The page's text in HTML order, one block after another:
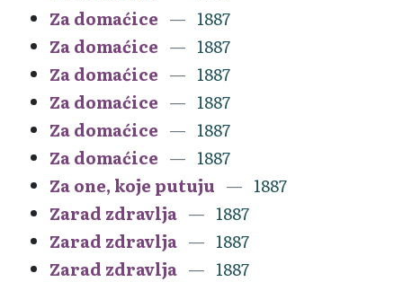
Za domaćice
1887
Za domaćice
1887
Za domaćice
1887
Za domaćice
1887
Za domaćice
1887
Za domaćice
1887
Za one, koje putuju
1887
Zarad zdravlja
1887
Zarad zdravlja
1887
Zarad zdravlja
1887